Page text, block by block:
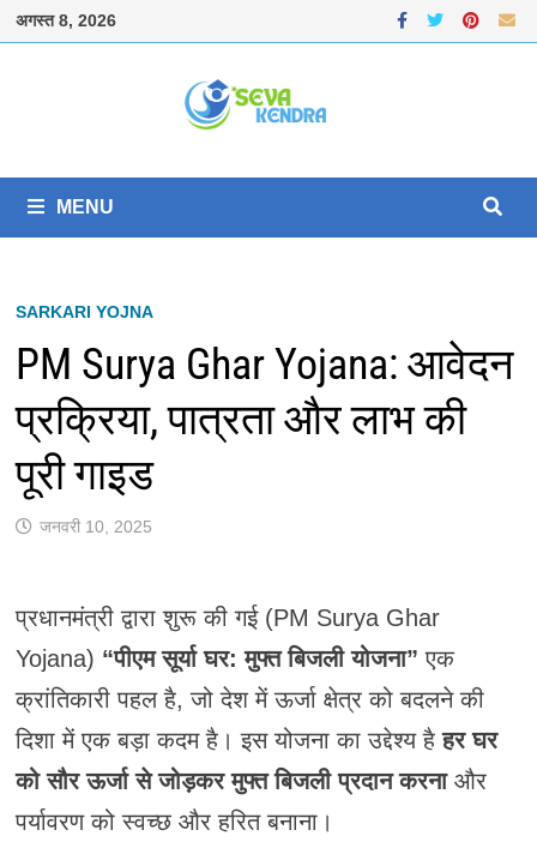
Skip
अगस्त 8, 2026
MENU
SARKARI YOJNA
PM Surya Ghar Yojana: आवेदन
प्रक्रिया, पात्रता और लाभ की
पूरी गाइड
जनवरी 10, 2025
प्रधानमंत्री द्वारा शुरू की गई (PM Surya Ghar
Yojana) “पीएम सूर्या घर: मुफ्त बिजली योजना” एक
क्रांतिकारी पहल है, जो देश में ऊर्जा क्षेत्र को बदलने की
दिशा में एक बड़ा कदम है। इस योजना का उद्देश्य हैहर घर
को सौर ऊर्जा से जोड़कर मुफ्त बिजली प्रदान करनाऔर
पर्यावरण को स्वच्छ और हरित बनाना।